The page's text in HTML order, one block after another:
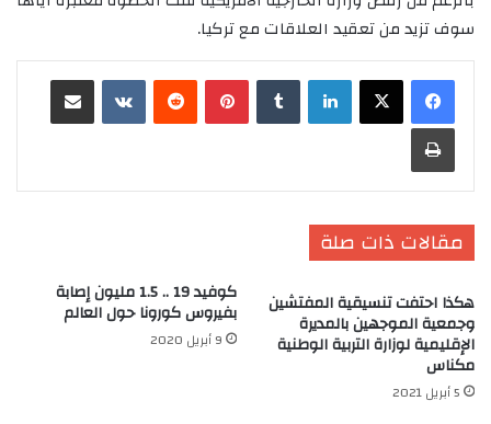
سوف تزيد من تعقيد العلاقات مع تركيا.
لينكدإن بينتيريست
طباعة
مقالات ذات صلة
هكذا احتفت تنسيقية المفتشين
وجمعية الموجهين بالمديرة
الإقليمية لوزارة التربية الوطنية
مكناس
5 أبريل 2021
كوفيد 19 .. 1.5 مليون إصابة
بفيروس كورونا حول العالم
9 أبريل 2020